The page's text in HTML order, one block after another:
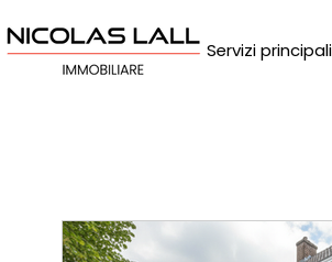
Servizi principali